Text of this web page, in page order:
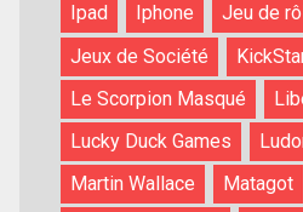
Ipad
Iphone
Jeu de
Jeux de Société
Le Scorpion Masqué
Lucky Duck Games
Martin Wallace
Matagot